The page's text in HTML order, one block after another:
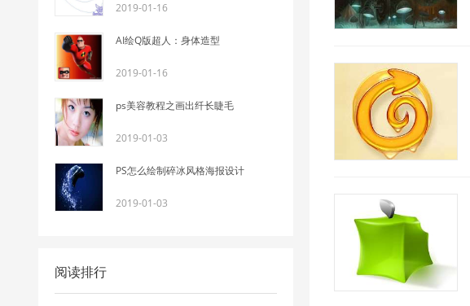
2019-01-16
AI绘Q版超人：身体造型
2019-01-16
ps美容教程之画出纤长睫毛
2019-01-03
PS怎么绘制碎冰风格海报设计
2019-01-03
阅读排行